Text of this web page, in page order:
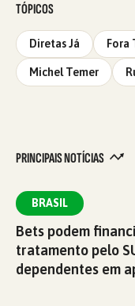
TÓPICOS
Diretas Já Fora
Michel Temer
PRINCIPAIS NOTÍCIAS
BRASIL
Bets podem
tratamento pelo
dependentes em